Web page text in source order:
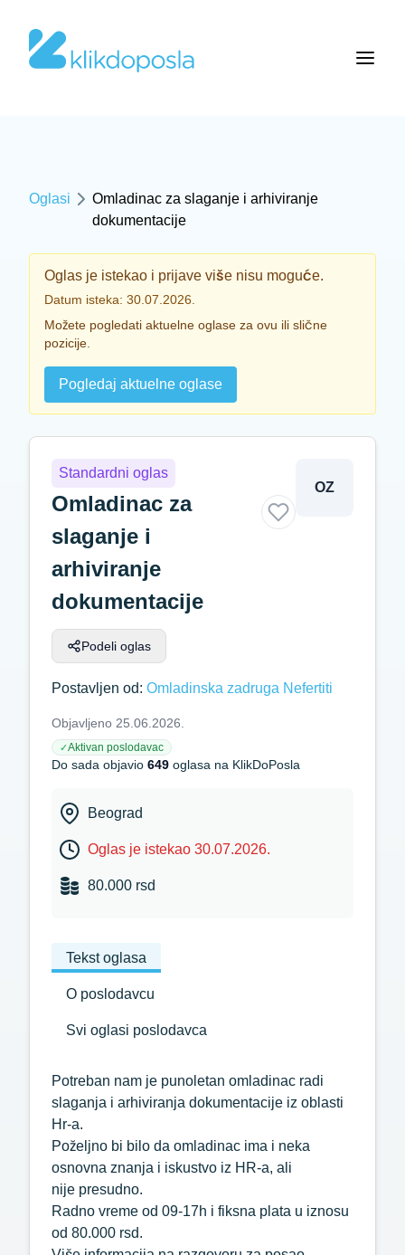
Oglasi
Omladinac za slaganje i arhiviranje
dokumentacije
Oglas je istekao i prijave više nisu moguće.
Datum isteka: 30.07.2026.
Možete pogledati aktuelne oglase za ovu ili slične
pozicije.
Pogledaj aktuelne oglase
Standardni oglas
Omladinac za
slaganje i
arhiviranje
dokumentacije
Podeli oglas
OZ
Postavljen od: Omladinska zadruga Nefertiti
Objavljeno 25.06.2026.
✓Aktivan poslodavac
Do sada objavio 649 oglasa na KlikDoPosla
Beograd
Oglas je istekao 30.07.2026.
80.000 rsd
Tekst oglasa
O poslodavcu
Svi oglasi poslodavca
Potreban nam je punoletan omladinac radi
slaganja i arhiviranja dokumentacije iz oblasti
Hr-a.
Poželjno bi bilo da omladinac ima i neka
osnovna znanja i iskustvo iz HR-a, ali
nije presudno.
Radno vreme od 09-17h i fiksna plata u iznosu
od 80.000 rsd.